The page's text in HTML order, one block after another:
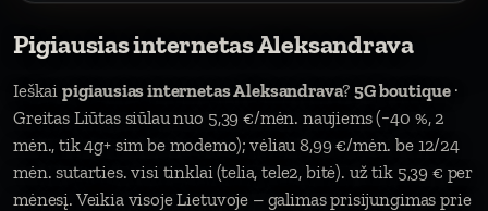
Pigiausias internetas Aleksandrava
Ieškai pigiausias internetas Aleksandrava?5G boutique·
Greitas Liūtas siūlau nuo 5,39 €/mėn. naujiems (−40 %, 2
mėn., tik 4g+ sim be modemo); vėliau 8,99 €/mėn. be 12/24
mėn. sutarties. visi tinklai (telia, tele2, bitė). už tik 5,39 € per
mėnesį. Veikia visoje Lietuvoje – galimas prisijungimas prie